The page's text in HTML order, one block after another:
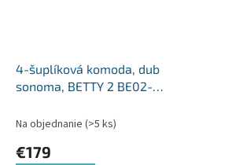
4-šuplíková komoda, dub
sonoma, BETTY 2 BE02-
Na objednanie (>5 ks)
€179